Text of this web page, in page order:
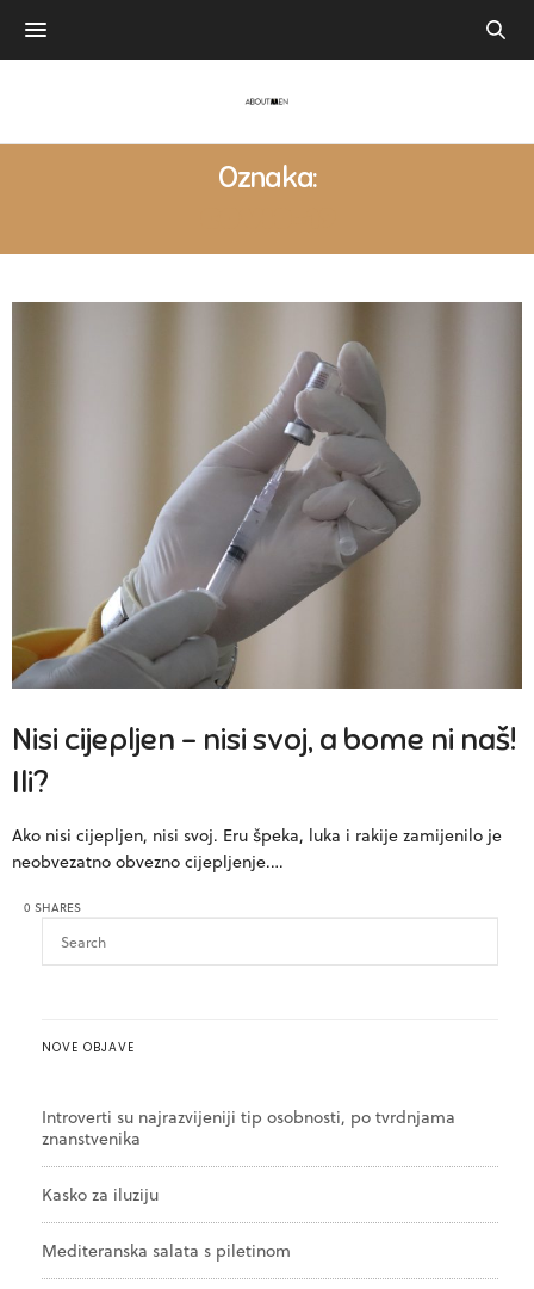
Oznaka:
Nisi cijepljen – nisi svoj, a bome ni naš!
Ili?
Ako nisi cijepljen, nisi svoj. Eru špeka, luka i rakije zamijenilo je
neobvezatno obvezno cijepljenje.…
0 SHARES
NOVE OBJAVE
Introverti su najrazvijeniji tip osobnosti, po tvrdnjama
znanstvenika
Kasko za iluziju
Mediteranska salata s piletinom